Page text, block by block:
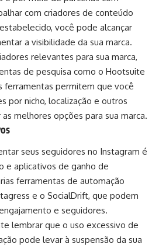
com criadores de conteúdo
você pode alcançar
a visibilidade da sua marca.
relevantes para sua marca,
de pesquisa como o Hootsuite
ferramentas permitem que você
por nicho, localização e outros
melhores opções para sua marca.
seus seguidores no Instagram é
e aplicativos de ganho de
ferramentas de automação
e o SocialDrift, que podem
e seguidores.
lembrar que o uso excessivo de
pode levar à suspensão da sua